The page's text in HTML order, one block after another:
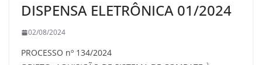
DISPENSA ELETRÔNICA 01/2024
02/08/2024
PROCESSO nº 134/2024